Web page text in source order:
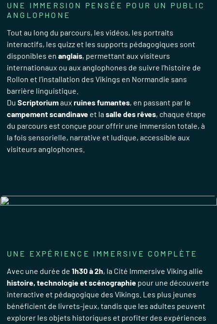
UNE IMMERSION PENSÉE POUR UN PUBLIC
ANGLOPHONE
Tout au long du parcours, les vidéos, les portraits
interactifs, les quizz et les supports pédagogiques sont
disponibles en anglais, permettant aux visiteurs
internationaux ou aux anglophones de suivre l’histoire de
Rollon et l’installation des Vikings en Normandie sans
barrière linguistique.
Du Scriptoriumaux ruines fumantes, en passant par le
campement scandinave et la salle des rêves, chaque étape
du parcours est conçue pour offrir une immersion totale, à
la fois sensorielle, narrative et ludique, accessible aux
visiteurs anglophones.
UNE EXPÉRIENCE IMMERSIVE COMPLÈTE
Avec une durée de 1h30 à 2h, la Cité Immersive Viking allie
histoire, technologie et scénographie pour une découverte
interactive et pédagogique des Vikings. Les plus jeunes
bénéficient de livrets-jeux, tandis que les adultes peuvent
explorer les objets historiques et profiter des expériences